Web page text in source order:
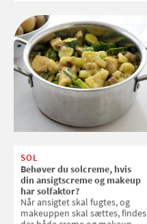
SOL
Behøver du solcreme, hvis
din ansigtscreme og makeup
har solfaktor?
Når ansigtet skal fugtes, og
makeuppen skal sættes, findes